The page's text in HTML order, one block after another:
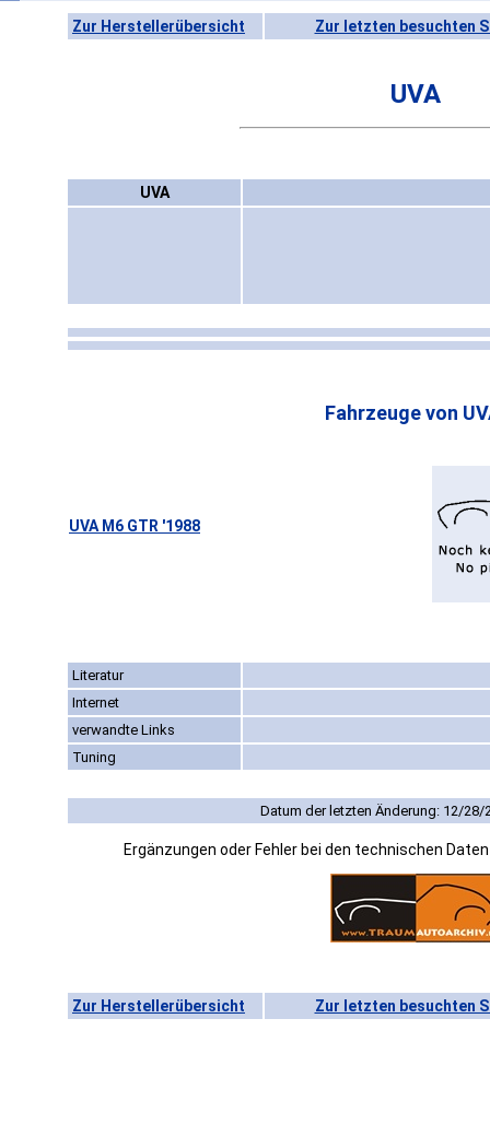
Zur Herstellerübersicht Zur letzten besuchten
UVA
UVA
Fahrzeuge von
UVA M6 GTR '1988
Literatur
Internet
verwandte Links
Tuning
Datum der letzten Änderung: 12/28/
Ergänzungen oder Fehler bei den technischen
Zur Herstellerübersicht Zur letzten besuchten